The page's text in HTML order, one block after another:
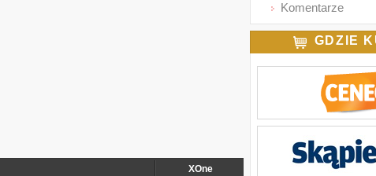
XOne
Komentarze
GDZIE